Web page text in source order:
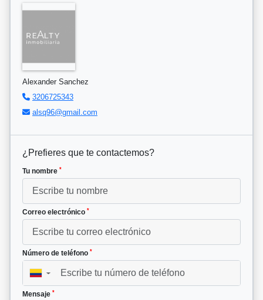
Alexander Sanchez
3206725343
alsq96@gmail.com
¿Prefieres que te contactemos?
Tu nombre *
Correo electrónico *
Número de teléfono *
▼
Mensaje *